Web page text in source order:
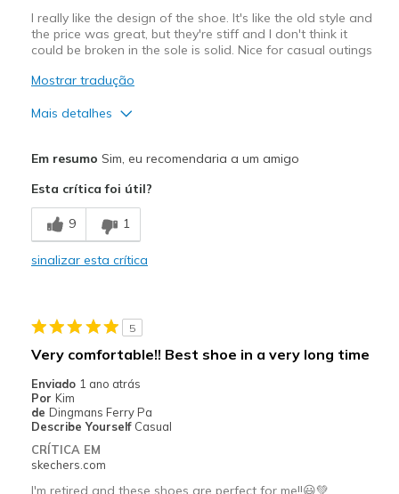
I really like the design of the shoe. It's like the old style and
the price was great, but they're stiff and I don't think it
could be broken in the sole is solid. Nice for casual outings
Mostrar tradução
Mais detalhes
Stylish
Contras
Stiff while walkin
Casual Wear
View On Shoes
Em resumo Sim, eu recomendaria a um amigo
Esta crítica foi útil?
9 1
sinalizar esta crítica
5
Very comfortable!! Best shoe in a very long time
Enviado 1 ano atrás
Por Kim
de Dingmans Ferry Pa
Describe Yourself Casual
CRÍTICA EM
skechers.com
I'm retired and these shoes are perfect for me!!😃💚